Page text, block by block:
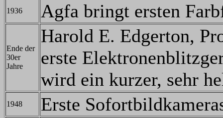
1936 Agfa bringt ersten
Ende der
30er
Jahre
Harold E. Edgerton,
erste
wird ein kurzer, sehr
1948 Erste